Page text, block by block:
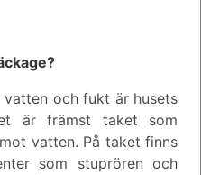
och fukt är husets
är främst taket som
vatten. På taket finns
som stuprören och